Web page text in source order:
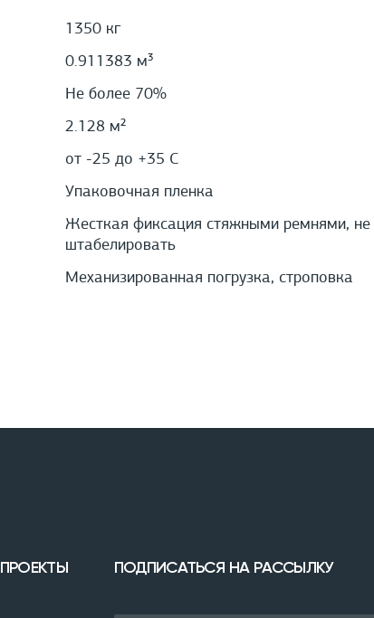
1350 кг
0.911383 м³
Не более 70%
2.128 м²
от -25 до +35 С
Упаковочная пленка
Жесткая фиксация стяжными ремнями, не
штабелировать
Механизированная погрузка, строповка
ПРОЕКТЫ ПОДПИСАТЬСЯ НА РАССЫЛКУ